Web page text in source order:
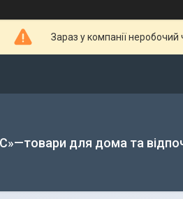
Зараз у компанії
для дома та